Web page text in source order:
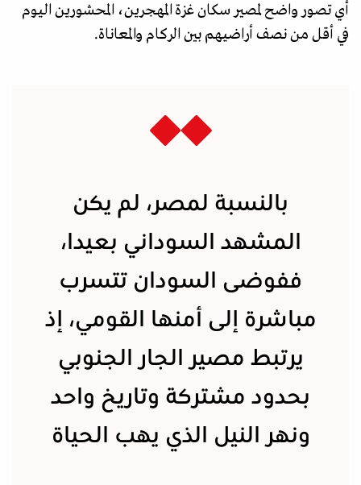
أي تصور واضح لمصير سكان غزة المهجرين، المحشورين اليوم
في أقل من نصف أراضيهم بين الركام والمعاناة.
بالنسبة لمصر، لم يكن
المشهد السوداني بعيدا،
ففوضى السودان تتسرب
مباشرة إلى أمنها القومي، إذ
يرتبط مصير الجار الجنوبي
بحدود مشتركة وتاريخ واحد
ونهر النيل الذي يهب الحياة